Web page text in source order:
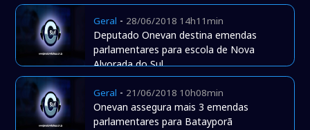
Geral - 28/06/2018 14h11min
Deputado Onevan destina emendas
parlamentares para escola de Nova
Alvorada do Sul
Geral - 21/06/2018 10h08min
Onevan assegura mais 3 emendas
parlamentares para Batayporã